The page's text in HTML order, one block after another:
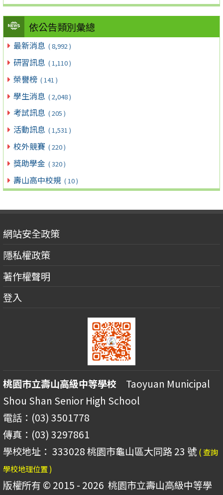
依公告類別彙總
最新消息 ( 8,992 )
研習訊息 ( 1,110 )
榮譽榜 ( 141 )
學生消息 ( 2,048 )
考試訊息 ( 205 )
活動訊息 ( 1,531 )
校外競賽 ( 220 )
獎助學金 ( 320 )
壽山高中校規 ( 10 )
網站安全政策
隱私權政策
著作權聲明
登入
桃園市立壽山高級中等學校 Taoyuan Municipal
Shou Shan Senior High School
電話：(03) 3501778
傳真：(03) 3297861
學校地址： 333028 桃園市龜山區大同路 23 號 ( 查詢
學校地理位置 )
版權所有 © 2015 - 2026 桃園市立壽山高級中等學